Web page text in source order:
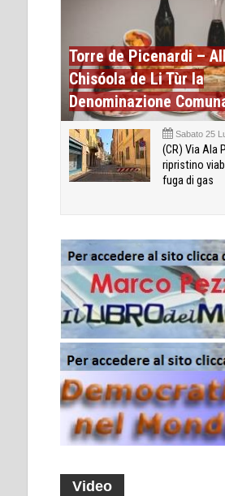
Torre de Picenardi –
Chisóola de Li Tùr la
Denominazione
Sabato 25
(CR) Via Ala
ripristino
fuga di gas
Video